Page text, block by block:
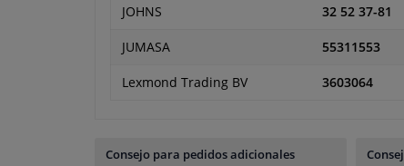
JOHNS 32 52 37-81
JUMASA 55311553
Lexmond Trading BV 3603064
Consejo para pedidos adicionales